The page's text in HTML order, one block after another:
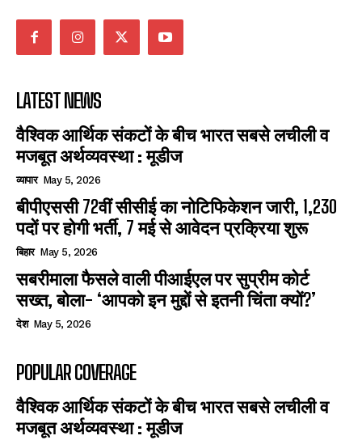
LATEST NEWS
वैश्विक आर्थिक संकटों के बीच भारत सबसे लचीली व
मजबूत अर्थव्यवस्था : मूडीज
व्यापार May 5, 2026
बीपीएससी 72वीं सीसीई का नोटिफिकेशन जारी, 1,230
पदों पर होगी भर्ती, 7 मई से आवेदन प्रक्रिया शुरू
बिहार May 5, 2026
सबरीमाला फैसले वाली पीआईएल पर सुप्रीम कोर्ट
सख्त, बोला- ‘आपको इन मुद्दों से इतनी चिंता क्यों?’
देश May 5, 2026
POPULAR COVERAGE
वैश्विक आर्थिक संकटों के बीच भारत सबसे लचीली व
मजबूत अर्थव्यवस्था : मूडीज